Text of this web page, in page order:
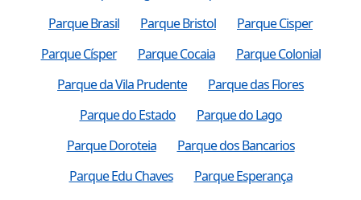
Parque Brasil
Parque Bristol
Parque Cisper
Parque Císper
Parque Cocaia
Parque Colonial
Parque da Vila Prudente
Parque das Flores
Parque do Estado
Parque do Lago
Parque Doroteia
Parque dos Bancarios
Parque Edu Chaves
Parque Esperança